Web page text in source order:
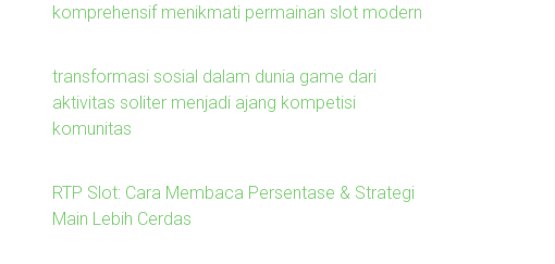
komprehensif menikmati permainan slot modern
transformasi sosial dalam dunia game dari
aktivitas soliter menjadi ajang kompetisi
komunitas
RTP Slot: Cara Membaca Persentase & Strategi
Main Lebih Cerdas